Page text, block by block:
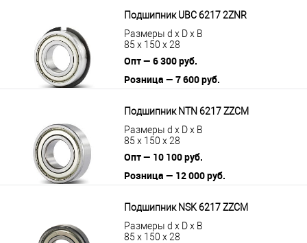
Подшипник UBC 6217 2ZNR
Размеры d x D x B
85 x 150 x 28
Опт — 6 300 руб.
Розница — 7 600 руб.
Подшипник NTN 6217 ZZCM
Размеры d x D x B
85 x 150 x 28
Опт — 10 100 руб.
Розница — 12 000 руб.
Подшипник NSK 6217 ZZCM
Размеры d x D x B
85 x 150 x 28